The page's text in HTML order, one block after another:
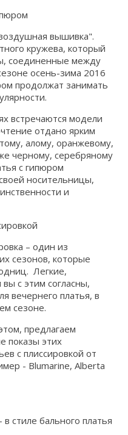
вышивка".
кружева, который
соединенные между
осень-зима 2016
продолжат занимать
встречаются модели
отдано ярким
алому, оранжевому,
черному, серебряному
с гипюром
носительницы,
и
– один из
сезонов, которые
Легкие,
с этим согласны,
вечернего платья, в
сезоне.
предлагаем
показы этих
с плиссировкой от
- Blumarine, Alberta
стиле бального платья